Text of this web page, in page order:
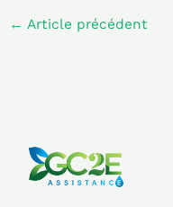
← Article précédent